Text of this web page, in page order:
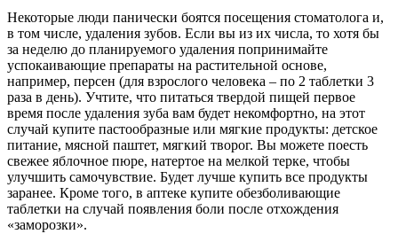
Некоторые люди панически боятся посещения стоматолога и,
в том числе, удаления зубов. Если вы из их числа, то хотя бы
за неделю до планируемого удаления попринимайте
успокаивающие препараты на растительной основе,
например, персен (для взрослого человека – по 2 таблетки 3
раза в день). Учтите, что питаться твердой пищей первое
время после удаления зуба вам будет некомфортно, на этот
случай купите пастообразные или мягкие продукты: детское
питание, мясной паштет, мягкий творог. Вы можете поесть
свежее яблочное пюре, натертое на мелкой терке, чтобы
улучшить самочувствие. Будет лучше купить все продукты
заранее. Кроме того, в аптеке купите обезболивающие
таблетки на случай появления боли после отхождения
«заморозки».